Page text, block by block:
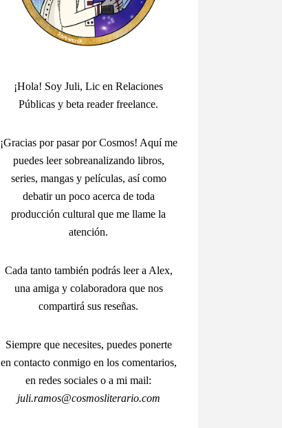
¡Hola! Soy Juli, Lic en Relaciones
Públicas y beta reader freelance.
¡Gracias por pasar por Cosmos! Aquí me
puedes leer sobreanalizando libros,
series, mangas y películas, así como
debatir un poco acerca de toda
producción cultural que me llame la
atención.
Cada tanto también podrás leer a Alex,
una amiga y colaboradora que nos
compartirá sus reseñas.
Siempre que necesites, puedes ponerte
en contacto conmigo en los comentarios,
en redes sociales o a mi mail:
juli.ramos@cosmosliterario.com